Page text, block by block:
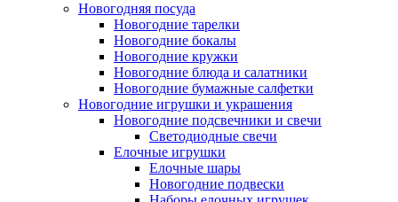
Новогодняя посуда
Новогодние тарелки
Новогодние бокалы
Новогодние кружки
Новогодние блюда и салатники
Новогодние бумажные салфетки
Новогодние игрушки и украшения
Новогодние подсвечники и свечи
Светодиодные свечи
Елочные игрушки
Елочные шары
Новогодние подвески